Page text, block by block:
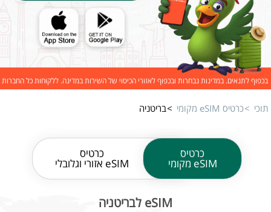
בכפוף לתנאים. במדינות נבחרות ובכפוף לאזורי הכיסוי של השירות במדינה. ללקוחות כל החברות
תוכי כרטיס eSIM מקומי בריטניה
כרטיס
eSIM מקומי
כרטיס
eSIM אזורי וגלובלי
eSIM לבריטניה